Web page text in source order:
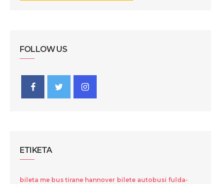
FOLLOW US
ETIKETA
bileta me bus tirane hannover bilete autobusi fulda-